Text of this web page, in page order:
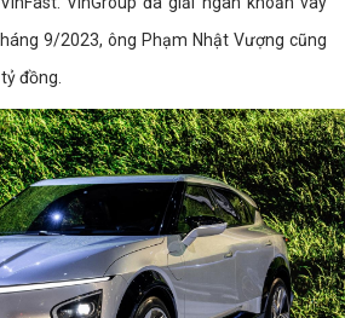
9/2023, ông Phạm Nhật Vượng cũng
đồng.